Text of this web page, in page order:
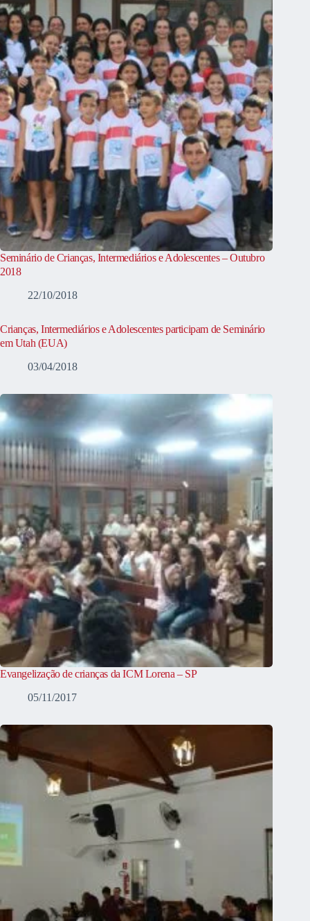
Seminário de Crianças, Intermediários e Adolescentes – Outubro
2018
22/10/2018
Crianças, Intermediários e Adolescentes participam de Seminário
em Utah (EUA)
03/04/2018
Evangelização de crianças da ICM Lorena – SP
05/11/2017